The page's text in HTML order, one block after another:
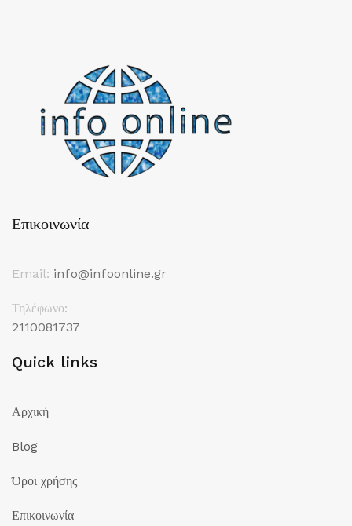
Επικοινωνία
Email: info@infoonline.gr
Τηλέφωνο:
2110081737
Quick links
Αρχική
Blog
Όροι χρήσης
Επικοινωνία